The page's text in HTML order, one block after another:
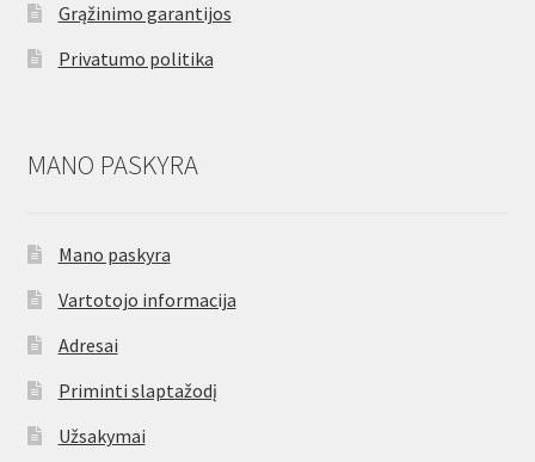
Grąžinimo garantijos
Privatumo politika
MANO PASKYRA
Mano paskyra
Vartotojo informacija
Adresai
Priminti slaptažodį
Užsakymai